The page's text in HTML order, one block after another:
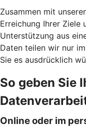
Zusammen mit
Erreichung Ihrer Ziele
Unterstützung aus
Daten teilen wir nur
Sie es ausdrücklich
So geben Sie
Online oder im